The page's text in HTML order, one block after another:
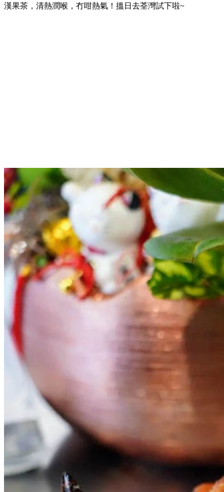
漢果茶，清熱潤喉，冇咁熱氣！搵日去荃灣試下啦~